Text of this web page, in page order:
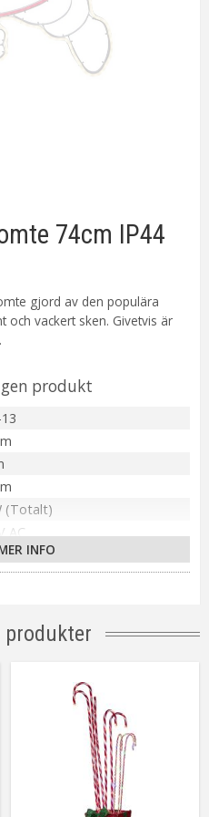
74cm IP44
gjord av den populära
vackert sken. Givetvis är
produkt
(Totalt)
AC
ljuskälla
INFO
produkter